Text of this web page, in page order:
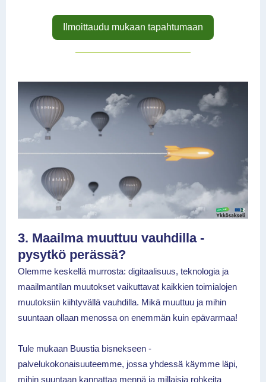
Ilmoittaudu mukaan tapahtumaan
3. Maailma muuttuu vauhdilla -
pysytkö perässä?
Olemme keskellä murrosta: digitaalisuus, teknologia ja
maailmantilan muutokset vaikuttavat kaikkien toimialojen
muutoksiin kiihtyvällä vauhdilla. Mikä muuttuu ja mihin
suuntaan ollaan menossa on enemmän kuin epävarmaa!
Tule mukaan Buustia bisnekseen -
palvelukokonaisuuteemme, jossa yhdessä käymme läpi,
mihin suuntaan kannattaa mennä ja millaisia rohkeita